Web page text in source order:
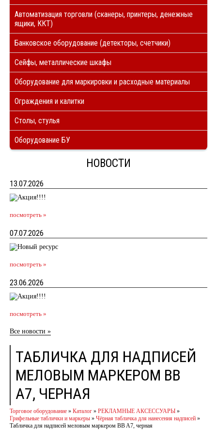
Автоматизация торговли (сканеры, принтеры, денежные
ящики, ККТ)
Банковское оборудование (детекторы, счетчики)
Сейфы, металлические шкафы
Оборудование для маркировки и расходные материалы
Ограждения и калитки
Столы, стулья
Оборудование БУ
НОВОСТИ
13.07.2026
посмотреть »
07.07.2026
посмотреть »
23.06.2026
посмотреть »
Все новости »
ТАБЛИЧКА ДЛЯ НАДПИСЕЙ
МЕЛОВЫМ МАРКЕРОМ BB
A7, ЧЕРНАЯ
Торговое оборудование » Каталог » РЕКЛАМНЫЕ АКСЕССУАРЫ »
Грифельные таблички и маркеры » Чёрная табличка для нанесения надписей »
Табличка для надписей меловым маркером BB A7, черная